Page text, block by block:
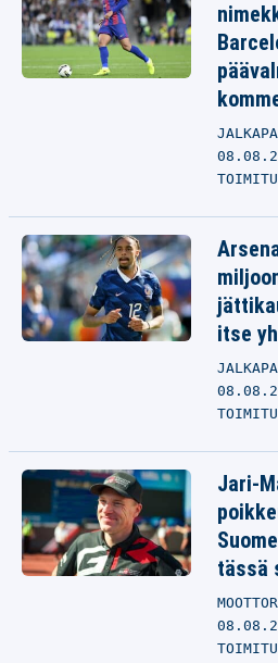
itse
Jari-
tässä